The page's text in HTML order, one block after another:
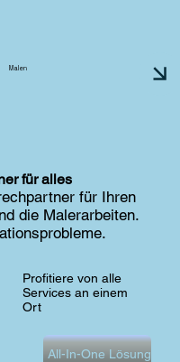
Malen
für alles
für Ihren
die Malerarbeiten.
All-In-One Lösung
Profitiere von alle
Services an einem
Ort